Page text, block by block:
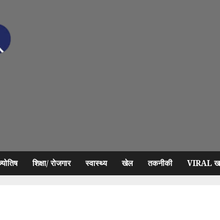
शिक्षा/ रोजगार स्वास्थ्य खेल तकनीकी VIRAL